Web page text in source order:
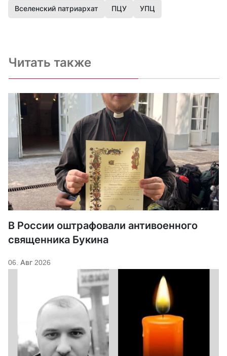
Вселенский патриархат ПЦУ УПЦ
Читать также
В России оштрафовали антивоенного
священника Букина
06. Авг 2026